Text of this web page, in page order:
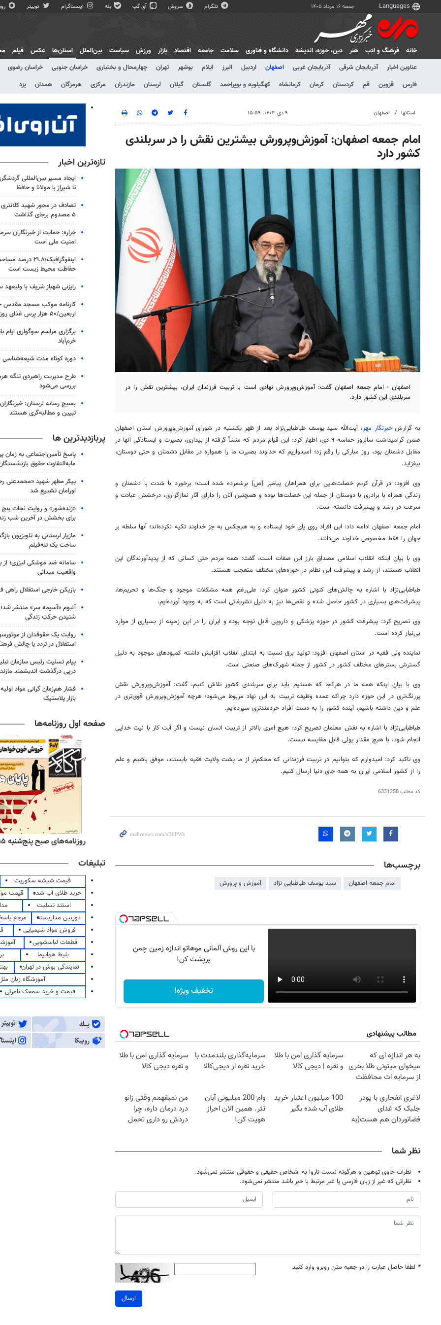
جمعه ۱۶ مرداد ۱۴۰۵ تلگرام سروش آی گپ بله اینستاگرام توییتر
خانه فرهنگ و ادب هنر دين، حوزه، انديشه دانشگاه و فناوری سلامت جامعه اقتصاد بازار ورزش سیاست بین‌الملل
استان‌ها
عناوین اخبار
آذربایجان شرقی آذربایجان غربی اصفهان اردبیل البرز ایلام بوشهر تهران چهارمحال و بختیاری خراسان جنوبی خراسان رضوی
فارس
قزوین قم کردستان کرمان کرمانشاه کهگیلویه و بویراحمد گلستان گیلان لرستان مازندران مرکزی هرمزگان همدان یزد
عکس فیلم
استانها اصفهان ۹ دی ۱۴۰۳، ۱۵:۵۹
امام جمعه اصفهان: آموزش‌وپرورش بیشترین نقش را در سربلندی
کشور دارد
اصفهان - امام جمعه اصفهان گفت: آموزش‌وپرورش نهادی است با تربیت فرزندان ایران، بیشترین نقش را در
سربلندی این کشور دارد.
به گزارشخبرنگار مهر، آیت‌الله سید یوسف طباطبایی‌نژاد بعد از ظهر یکشنبه در شورای آموزش‌وپرورش استان اصفهان
ضمن گرامیداشت سالروز حماسه ۹ دی، اظهار کرد: این قیام مردم که منشأ گرفته از بیداری، بصیرت و ایستادگی آنها در
مقابل دشمنان بود، روز مبارکی را رقم زد؛ امیدواریم که خداوند بصیرت ما را همواره در مقابل دشمنان و حتی دوستان،
بیفزاید.
وی افزود: در قرآن کریم خصلت‌هایی برای همراهان پیامبر (ص)برشمرده شده است؛ برخورد با شدت با دشمنان و
زندگی همراه با برادری با دوستان از جمله این خصلت‌ها بوده و همچنین آنان را دارای آثار نمازگزاری، درخشش عبادت و
سرعت در رشد و پیشرفت دانسته است.
امام جمعه اصفهان ادامه داد: این افراد روی پای خود ایستاده و به هیچکس به جز خداوند تکیه نکرده‌اند؛ آنها سلطه بر
جهان را فقط مخصوص خداوند می‌دانند.
وی با بیان اینکه انقلاب اسلامی مصداق بارز این صفات است، گفت: همه مردم حتی کسانی که از پدیدآورندگان این
انقلاب هستند، از رشد و پیشرفت این نظام در حوزه‌های مختلف متعجب هستند.
طباطبایی‌نژاد با اشاره به چالش‌های کنونی کشور عنوان کرد: علی‌رغم همه مشکلات موجود و جنگ‌ها و تحریم‌ها،
پیشرفت‌های بسیاری در کشور حاصل شده و نقص‌ها نیز به دلیل تشریفاتی است که به وجود آورده‌ایم.
وی تصریح کرد: پیشرفت کشور در حوزه پزشکی و دارویی قابل توجه بوده و ایران را در این زمینه از بسیاری از موارد
بی‌نیاز کرده است.
نماینده ولی فقیه در استان اصفهان افزود: تولید برق نسبت به ابتدای انقلاب افزایش داشته کمبودهای موجود به دلیل
گسترش بسترهای مختلف کشور در کشور از جمله شهرک‌های صنعتی است.
وی با بیان اینکه همه ما در هرکجا که هستیم باید برای سربلندی کشور تلاش کنیم، گفت: آموزش‌وپرورش نقش
پررنگ‌تری در این حوزه دارد چراکه عمده وظیفه تربیت به این نهاد مربوط می‌شود؛ هرچه آموزش‌وپرورش قوی‌تری در
علم و دین داشته باشیم، آینده کشور را به دست افراد خردمندتری سپرده‌ایم.
طباطبایی‌نژاد با اشاره به نقش معلمان تصریح کرد: هیچ امری بالاتر از تربیت انسان نیست و اگر آیت کار با نیت خدایی
انجام شود، با هیچ مقدار پولی قابل مقایسه نیست.
وی تاکید کرد: امیدوارم که بتوانیم در تربیت فرزندانی که محکم‌تر از ما پشت ولایت فقیه بایستند، موفق باشیم و علم
را از کشور اسلامی ایران به همه جای دنیا ارسال کنیم.
کد مطلب6331258
برچسب‌ها
امام جمعه اصفهان سید یوسف طباطبایی نژاد آموزش و پرورش
با این روش آلمانی موهاتو اندازه زمین چمن
پرپشت کن!
تخفیف ویژه!
مطالب پیشنهادی
به هر اندازه ای که
میخوای میتونی طلا بخری
از سرمایه ات محافظت
سرمایه گذاری امن با طلا
و نقره | دیجی کالا
سرمایه‌گذاری بلندمدت با
خرید نقره از دیجی‌کالا
سرمایه گذاری امن با طلا
و نقره دیجی کالا
لاغری انفجاری با پودر
جلبک که غذای
فضانوردان هم هست(به
100 میلیون اعتبار خرید
طلای آب شده بگیر
وام 200 میلیونی آبان
تتر. همین الان احراز
هویت کن!
من نمیفهمم وقتی زانو
درد درمان داره، چرا
دردش رو داری تحمل
نظر شما
نظرات حاوی توهین و هرگونه نسبت ناروا به اشخاص حقیقی و حقوقی منتشر نمی‌شود.
نظراتی که غیر از زبان فارسی یا غیر مرتبط با خبر باشد منتشر نمی‌شود.
* لطفا حاصل عبارت را در جعبه متن روبرو وارد کنید
ارسال
تازه‌ترین اخبار
ایجاد مسیر بین‌المللی
تا شیراز با مولانا و حافظ
۵ مصدوم برجای گذاشت
جراره: حمایت از خبرنگاران
امنیت ملی است
اینفوگرافیک؛۲۱.۸
حفاظت محیط زیست است
رایزنی شهباز شریف با
کارنامه موکب مسجد مقدس
اربعین/۵۰ هزار پرس غذای روزانه
برگزاری مراسم سوگواری ایام
خرم‌آباد
دوره کوتاه مدت شیعه‌شناسی
طرح مدیریت راهبردی تنگه
بررسی می‌شود
بسیج رسانه لرستان:
تبیین و مطالبه‌گری هستند
پربازدیدترین ها
پاسخ تأمین‌اجتماعی به زمان
مابه‌التفاوت حقوق
پیکر مطهر شهید «محمدعلی
اورامان تشییع شد
«زنده‌شور» و روایت نجات
برای بخشش در آخرین شب
مازیار لرستانی به تلویزیون
ساخت یک تله‌فیلم
سامانه ضد موشکی لیزری؛ از
واقعیت میدانی
بازیکن خارجی استقلال راهی
آلبوم «آسیمه سر» منتشر
شنیدن حرکتِ زندگی
روایت یک حقوقدان از
استقلال در تردد یا چالش
پیام تسلیت رئیس سازمان
درپی درگذشت اندیشمند
فشار هم‌زمان گرانی مواد
بازار پلاستیک
صفحه اول روزنامه‌ها
روزنامه‌های ورزشی پنج‌شنبه ۱۵ مرداد ۱۴۰۵ روزنامه‌های صبح پنج‌شنبه ۱۵ مرداد ۱۴۰۵
تبلیغات
قیمت شیشه سکوریت
خرید طلای آب شده
قیمت
استند تسلیت
دوربین مداربسته
مرجع
فروش مواد شیمیایی
قطعات لباسشویی
بلیط هواپیما
نمایندگی بوش در تهران
آموزشگاه زبان
قیمت و خرید سمعک نامرئی